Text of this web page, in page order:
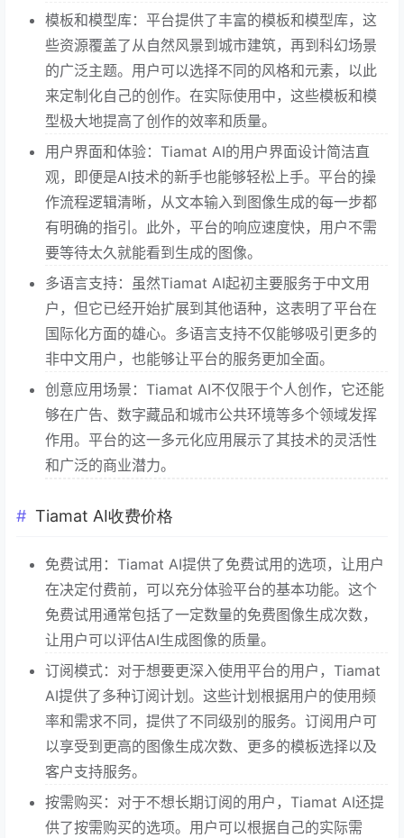
模板和模型库：平台提供了丰富的模板和模型库，这
些资源覆盖了从自然风景到城市建筑，再到科幻场景
的广泛主题。用户可以选择不同的风格和元素，以此
来定制化自己的创作。在实际使用中，这些模板和模
型极大地提高了创作的效率和质量。
用户界面和体验：Tiamat AI的用户界面设计简洁直
观，即便是AI技术的新手也能够轻松上手。平台的操
作流程逻辑清晰，从文本输入到图像生成的每一步都
有明确的指引。此外，平台的响应速度快，用户不需
要等待太久就能看到生成的图像。
多语言支持：虽然Tiamat AI起初主要服务于中文用
户，但它已经开始扩展到其他语种，这表明了平台在
国际化方面的雄心。多语言支持不仅能够吸引更多的
非中文用户，也能够让平台的服务更加全面。
创意应用场景：Tiamat AI不仅限于个人创作，它还能
够在广告、数字藏品和城市公共环境等多个领域发挥
作用。平台的这一多元化应用展示了其技术的灵活性
和广泛的商业潜力。
Tiamat AI收费价格
免费试用：Tiamat AI提供了免费试用的选项，让用户
在决定付费前，可以充分体验平台的基本功能。这个
免费试用通常包括了一定数量的免费图像生成次数，
让用户可以评估AI生成图像的质量。
订阅模式：对于想要更深入使用平台的用户，Tiamat
AI提供了多种订阅计划。这些计划根据用户的使用频
率和需求不同，提供了不同级别的服务。订阅用户可
以享受到更高的图像生成次数、更多的模板选择以及
客户支持服务。
按需购买：对于不想长期订阅的用户，Tiamat AI还提
供了按需购买的选项。用户可以根据自己的实际需